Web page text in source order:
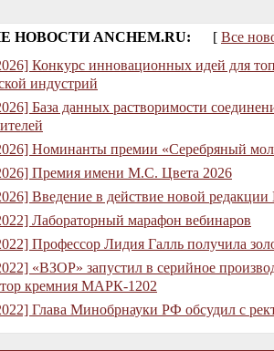
НОВОСТИ ANCHEM.RU: [ Все
Конкурс инновационных идей для
индустрий
База данных растворимости
Номинанты премии «Серебряный
Премия имени М.С. Цвета 2026
Введение в действие новой
Лабораторный марафон вебинаров
Профессор Лидия Галль получила
«ВЗОР» запустил в серийное
кремния МАРК-1202
Глава Минобрнауки РФ обсудил с